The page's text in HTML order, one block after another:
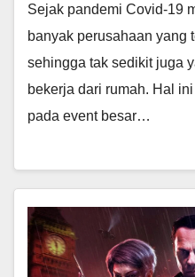
Sejak pandemi Covid-19
banyak perusahaan yang
sehingga tak sedikit juga
bekerja dari rumah. Hal
pada event besar…